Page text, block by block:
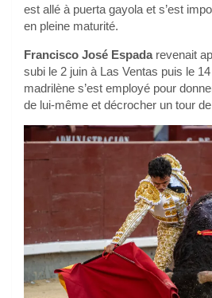
est allé à puerta gayola et s’est
en pleine maturité.
Francisco José Espadarevenait
subi le 2 juin à Las Ventas puis le
madrilène s’est employé pour
de lui-même et décrocher un tour